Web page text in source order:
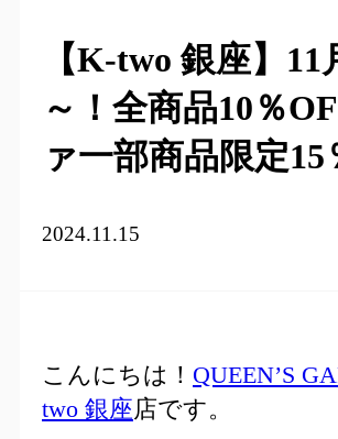
【K-two 銀座】11
～！全商品10％
ァ一部商品限定
2024.11.15
こんにちは！ QUEEN’S
two 銀座店です。